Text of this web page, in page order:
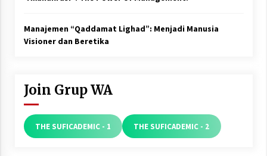
Manajemen “Qaddamat Lighad”: Menjadi Manusia
Visioner dan Beretika
Join Grup WA
THE SUFICADEMIC - 1 THE SUFICADEMIC - 2